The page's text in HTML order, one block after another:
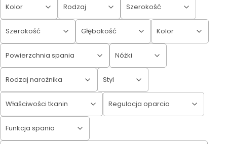
Kolor Rodzaj Szerokość
Szerokość Głębokość Kolor
Powierzchnia spania Nóżki
Rodzaj narożnika Styl
Właściwości tkanin Regulacja oparcia
Funkcja spania